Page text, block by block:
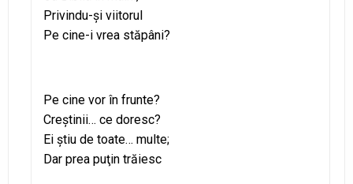
Privindu-şi viitorul
Pe cine-i vrea stăpâni?
Pe cine vor în frunte?
Creştinii… ce doresc?
Ei ştiu de toate… multe;
Dar prea puţin trăiesc